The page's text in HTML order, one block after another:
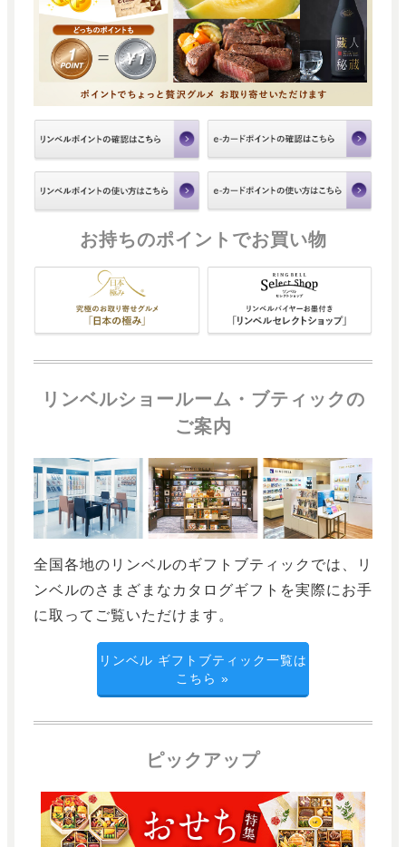
お持ちのポイントでお買い物
リンベルショールーム・ブティックの
ご案内
全国各地のリンベルのギフトブティックでは、リ
ンベルのさまざまなカタログギフトを実際にお手
に取ってご覧いただけます。
リンベル ギフトブティック一覧は
こちら »
ピックアップ